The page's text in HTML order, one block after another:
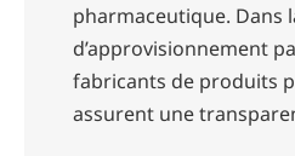
pharmaceutique. Dans
d’approvisionnement
fabricants de produits
assurent une